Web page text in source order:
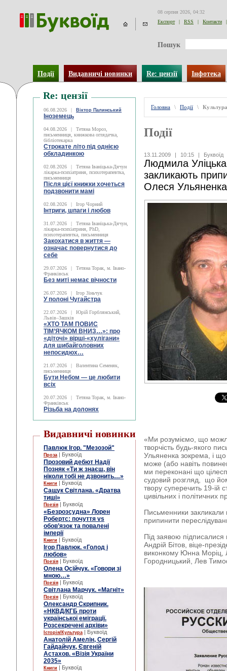
08 серпня 2026, 04:32
Експорт
| RSS | Контакти |
Пошук
Події Видавничі новинки Re: цензії Інфотека
Re: цензії
06.08.2026 | Віктор Палинський
Іноземець
04.08.2026 |
Тетяна Мороз,
письменниця, книжкова оглядачка,
бібліотекарка
Строкате літо під однією
обкладинкою
02.08.2026 |
Тетяна Іваніцька-Дячун
лікарка-психіатриня, психотерапевтка,
письменниця
Після цієї книжки хочеться
подзвонити мамі
02.08.2026 | Ігор Чорний
Інтриги, шпаги і любов
31.07.2026 |
Тетяна Іваніцька-Дячун,
лікарка-психіатриня, PhD,
психотерапевтка, письменниця
Закохатися в життя —
означає повернутися до
себе
29.07.2026 |
Тетяна Торак, м. Івано-
Франківськ
Без миті немає вічности
26.07.2026 | Ігор Зіньчук
У полоні Чугайстра
22.07.2026 |
Юрій Горблянський,
Львів–Зашків
«ХТО ТАМ ПОВИС
ТІМ’ЯЧКОМ ВНИЗ…»: про
«діточі» вірші-«хулігани»
для шибайголовних
непосидюх…
21.07.2026 |
Валентина Семеняк,
письменниця
Бути Небом ― це любити
всіх
20.07.2026 |
Тетяна Торак, м. Івано-
Франківськ
Різьба на долонях
Видавничі новинки
Павлюк Ігор. "Мезозой"
Проза | Буквоїд
Прозовий дебют Надії
Позняк «Ти ж знаєш, він
ніколи тобі не дзвонить…»
Книги | Буквоїд
Сащук Світлана. «Дратва
тиші»
Поезія | Буквоїд
«Безрозсудна» Лорен
Робертс: почуття vs
обов’язок та повалені
імперії
Книги | Буквоїд
Ігор Павлюк. «Голод і
любов»
Поезія | Буквоїд
Олена Осійчук. «Говори зі
мною…»
Поезія | Буквоїд
Світлана Марчук. «Магніт»
Поезія | Буквоїд
Олександр Скрипник.
«НКВД/КГБ проти
української еміграції.
Розсекречені архіви»
Історія/Культура | Буквоїд
Анатолій Амелін, Сергій
Гайдайчук, Євгеній
Астахов. «Візія України
2035»
Книги | Буквоїд
Головна \ Події \ Культура
Події
13.11.2009 | 10:15 | Буквоїд
Людмила Уліцька
закликають
Олеся Ульяненка
«Ми розуміємо, що
творчість будь-якого
Ульяненка зокрема, і що
може (або навіть
ми переконані що
судовий розгляд, що
твору суперечить 19-ій
цивільних і політичних
Письменники закликали
припинити
Під заявою підписалися
Андрій Бітов, віце-
виконкому Юнна Моріц,
Городницький, Лев